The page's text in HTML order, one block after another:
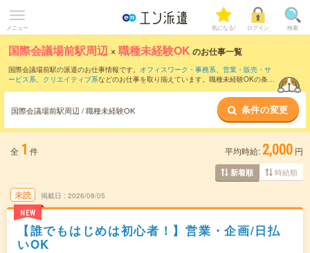
メニュー 気になる! ログイン 検索
国際会議場前駅周辺 ×職種未経験OK のお仕事一覧
国際会議場前駅の派遣のお仕事情報です。 オフィスワーク・事務系、 営業・販売・サ
ービス系、 クリエイティブ系などのお仕事を取り揃えています。職種未経験OKの条件
国際会議場前駅周辺 / 職種未経験OK 条件の変更
全 1 件 平均時給: 2,000 円
新着順 時給順
未読
NEW
掲載日 2026/08/05
【誰でもはじめは初心者！】営業・企画/日払
いOK